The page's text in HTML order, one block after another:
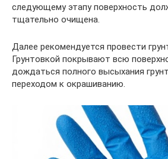
следующему этапу поверхность
тщательно очищена.
Далее рекомендуется провести
Грунтовкой покрывают всю
дождаться полного высыхания
переходом к окрашиванию.